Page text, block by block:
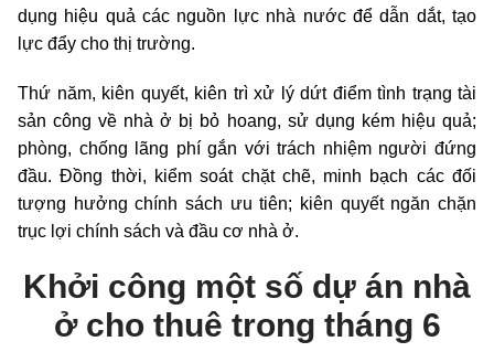
dụng hiệu quả các nguồn lực nhà nước để dẫn dắt, tạo
lực đẩy cho thị trường.
Thứ năm, kiên quyết, kiên trì xử lý dứt điểm tình trạng tài
sản công về nhà ở bị bỏ hoang, sử dụng kém hiệu quả;
phòng, chống lãng phí gắn với trách nhiệm người đứng
đầu. Đồng thời, kiểm soát chặt chẽ, minh bạch các đối
tượng hưởng chính sách ưu tiên; kiên quyết ngăn chặn
trục lợi chính sách và đầu cơ nhà ở.
Khởi công một số dự án nhà
ở cho thuê trong tháng 6